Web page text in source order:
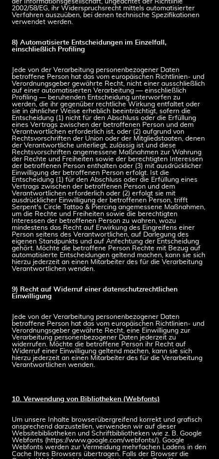
der Informationsgesellschaft, ungeachtet der Richtlinie
2002/58/EG, ihr Widerspruchsrecht mittels automatisierter
Verfahren auszuüben, bei denen technische Spezifikationen
verwendet werden.
8) Automatisierte Entscheidungen im Einzelfall,
einschließlich Profiling
Jede von der Verarbeitung personenbezogener Daten
betroffene Person hat das vom europäischen Richtlinien- und
Verordnungsgeber gewährte Recht, nicht einer ausschließlich
auf einer automatisierten Verarbeitung — einschließlich
Profiling — beruhenden Entscheidung unterworfen zu
werden, die ihr gegenüber rechtliche Wirkung entfaltet oder
sie in ähnlicher Weise erheblich beeinträchtigt, sofern die
Entscheidung (1) nicht für den Abschluss oder die Erfüllung
eines Vertrags zwischen der betroffenen Person und dem
Verantwortlichen erforderlich ist, oder (2) aufgrund von
Rechtsvorschriften der Union oder der Mitgliedstaaten, denen
der Verantwortliche unterliegt, zulässig ist und diese
Rechtsvorschriften angemessene Maßnahmen zur Wahrung
der Rechte und Freiheiten sowie der berechtigten Interessen
der betroffenen Person enthalten oder (3) mit ausdrücklicher
Einwilligung der betroffenen Person erfolgt. Ist die
Entscheidung (1) für den Abschluss oder die Erfüllung eines
Vertrags zwischen der betroffenen Person und dem
Verantwortlichen erforderlich oder (2) erfolgt sie mit
ausdrücklicher Einwilligung der betroffenen Person, trifft
Serpent's Circle Tattoo & Piercing angemessene Maßnahmen,
um die Rechte und Freiheiten sowie die berechtigten
Interessen der betroffenen Person zu wahren, wozu
mindestens das Recht auf Erwirkung des Eingreifens einer
Person seitens des Verantwortlichen, auf Darlegung des
eigenen Standpunkts und auf Anfechtung der Entscheidung
gehört. Möchte die betroffene Person Rechte mit Bezug auf
automatisierte Entscheidungen geltend machen, kann sie sich
hierzu jederzeit an einen Mitarbeiter des für die Verarbeitung
Verantwortlichen wenden.
9) Recht auf Widerruf einer datenschutzrechtlichen
Einwilligung
Jede von der Verarbeitung personenbezogener Daten
betroffene Person hat das vom europäischen Richtlinien- und
Verordnungsgeber gewährte Recht, eine Einwilligung zur
Verarbeitung personenbezogener Daten jederzeit zu
widerrufen. Möchte die betroffene Person ihr Recht auf
Widerruf einer Einwilligung geltend machen, kann sie sich
hierzu jederzeit an einen Mitarbeiter des für die Verarbeitung
Verantwortlichen wenden.
10. Verwendung von Bibliotheken (Webfonts)
Um unsere Inhalte browserübergreifend korrekt und grafisch
ansprechend darzustellen, verwenden wir auf dieser
Websitebibliotheken und Schriftbibliotheken wie z. B. Google
Webfonts (https://www.google.com/webfonts/). Google
Webfonts werden zur Vermeidung mehrfachen Ladens in den
Cache Ihres Browsers übertragen. Falls der Browser die